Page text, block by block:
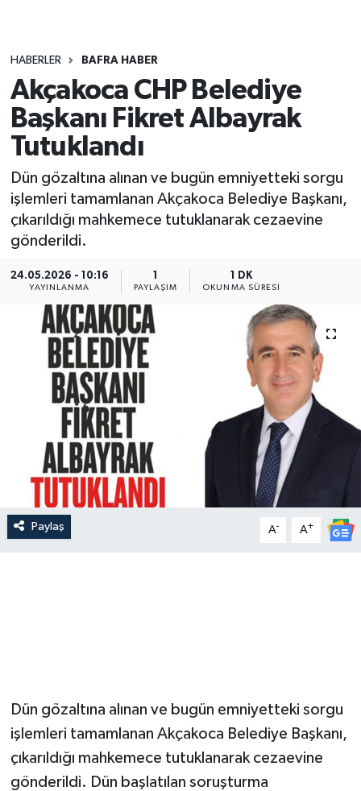
HABERLER BAFRA HABER
Akçakoca CHP Belediye
Başkanı Fikret Albayrak
Tutuklandı
Dün gözaltına alınan ve bugün emniyetteki sorgu
işlemleri tamamlanan Akçakoca Belediye Başkanı,
çıkarıldığı mahkemece tutuklanarak cezaevine
gönderildi.
24.05.2026 - 10:16
YAYINLANMA
1
PAYLAŞIM
1 DK
OKUNMA SÜRESI
Paylaş A- A+
Dün gözaltına alınan ve bugün emniyetteki sorgu
işlemleri tamamlanan Akçakoca Belediye Başkanı,
çıkarıldığı mahkemece tutuklanarak cezaevine
gönderildi. Dün başlatılan soruşturma